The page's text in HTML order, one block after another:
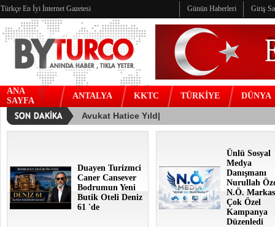
Türkçe En İyi İnternet Gazetesi Günün Haberleri Giriş
ANA
SAYFA
ANTALYA KKTC TÜRKİYE DÜNYA
Duayen Turizmci
Caner Cansever
Bodrumun Yeni
Butik Oteli Deniz
61 'de
Ünlü Sosyal
Medya
Danışmanı
Nurullah
N.Ö.
Çok Özel
Kampanya
Düzenledi